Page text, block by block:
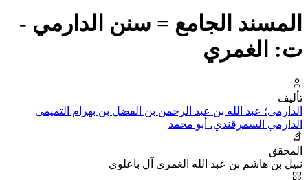
المسند الجامع = سنن الدارمي -
ت: الغمري
تأليف
الدارمي؛ عبد الله بن عبد الرحمن بن الفضل بن بهرام التميمي
الدارمي السمرقندي، أبو محمد
المحقق
نبيل بن هاشم بن عبد الله الغمري آل باعلوي